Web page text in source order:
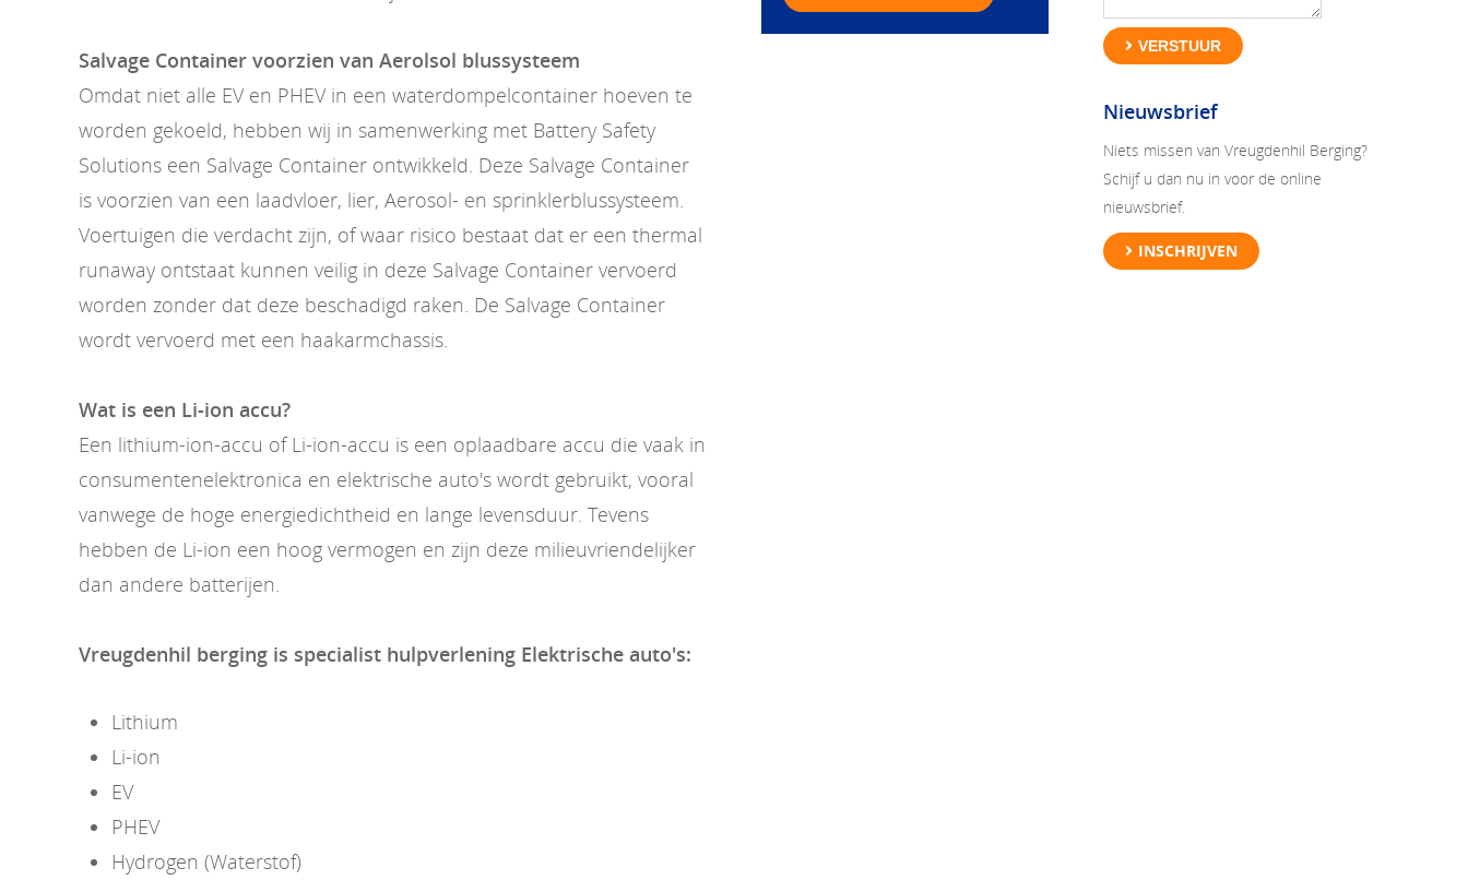
Salvage Container voorzien van Aerolsol blussysteem
Omdat niet alle EV en PHEV in een waterdompelcontainer hoeven te
worden gekoeld, hebben wij in samenwerking met Battery Safety
Solutions een Salvage Container ontwikkeld. Deze Salvage Container
is voorzien van een laadvloer, lier, Aerosol- en sprinklerblussysteem.
Voertuigen die verdacht zijn, of waar risico bestaat dat er een thermal
runaway ontstaat kunnen veilig in deze Salvage Container vervoerd
worden zonder dat deze beschadigd raken. De Salvage Container
wordt vervoerd met een haakarmchassis.
Wat is een Li-ion accu?
Een lithium-ion-accu of Li-ion-accu is een oplaadbare accu die vaak in
consumentenelektronica en elektrische auto's wordt gebruikt, vooral
vanwege de hoge energiedichtheid en lange levensduur. Tevens
hebben de Li-ion een hoog vermogen en zijn deze milieuvriendelijker
dan andere batterijen.
Vreugdenhil berging is specialist hulpverlening Elektrische auto's:
Lithium
Li-ion
EV
PHEV
Hydrogen (Waterstof)
VERSTUUR
Nieuwsbrief
Niets missen van Vreugdenhil Berging?
Schijf u dan nu in voor de online
nieuwsbrief.
INSCHRIJVEN